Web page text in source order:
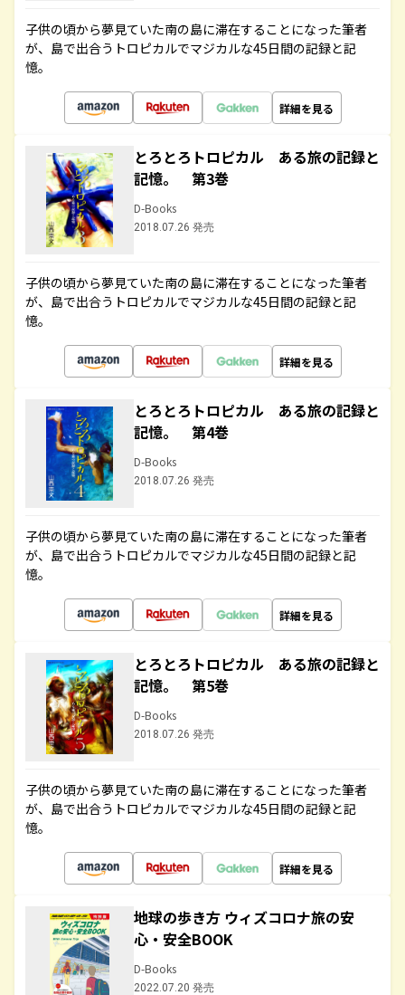
子供の頃から夢見ていた南の島に滞在することになった筆者
が、島で出合うトロピカルでマジカルな45日間の記録と記
憶。
詳細を見る
とろとろトロピカル ある旅の記録と
記憶。 第3巻
D-Books
2018.07.26 発売
子供の頃から夢見ていた南の島に滞在することになった筆者
が、島で出合うトロピカルでマジカルな45日間の記録と記
憶。
詳細を見る
とろとろトロピカル ある旅の記録と
記憶。 第4巻
D-Books
2018.07.26 発売
子供の頃から夢見ていた南の島に滞在することになった筆者
が、島で出合うトロピカルでマジカルな45日間の記録と記
憶。
詳細を見る
とろとろトロピカル ある旅の記録と
記憶。 第5巻
D-Books
2018.07.26 発売
子供の頃から夢見ていた南の島に滞在することになった筆者
が、島で出合うトロピカルでマジカルな45日間の記録と記
憶。
詳細を見る
地球の歩き方 ウィズコロナ旅の安
心・安全BOOK
D-Books
2022.07.20 発売